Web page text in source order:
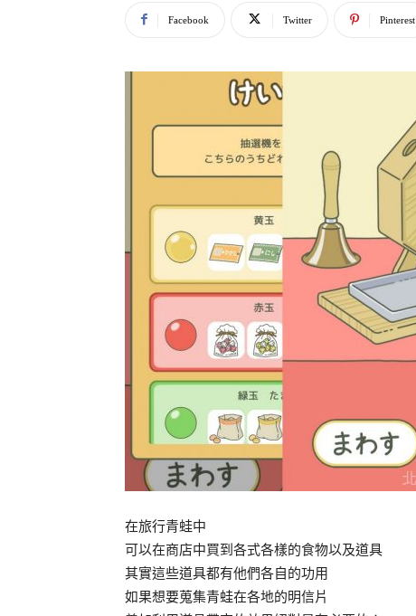
Facebook Twitter Pinterest
在旅行青蛙中
可以在商店中買到各式各樣的食物以及道具
其實這些道具都有他們各自的功用
如果想要蒐集青蛙在各地的明信片